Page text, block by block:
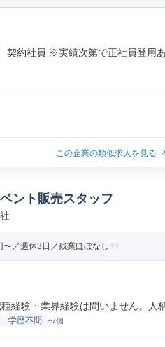
契約社員 ※実績次第で正社員登用あ
この企業の類似求人を見る
ント販売スタッフ
／週休3日／残業ほぼなし
経験・業界経験は問いません。人
学歴不問 +7個